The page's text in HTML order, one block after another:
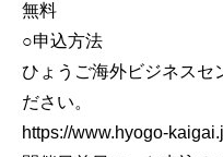
無料
○申込方法
ひょうご海外ビジネスセ
ださい。
https://www.hyogo-